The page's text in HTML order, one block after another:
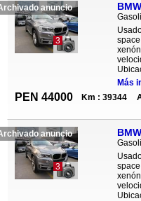
anuncio
3
Más
PEN 44000 Km : 39344
anuncio
3